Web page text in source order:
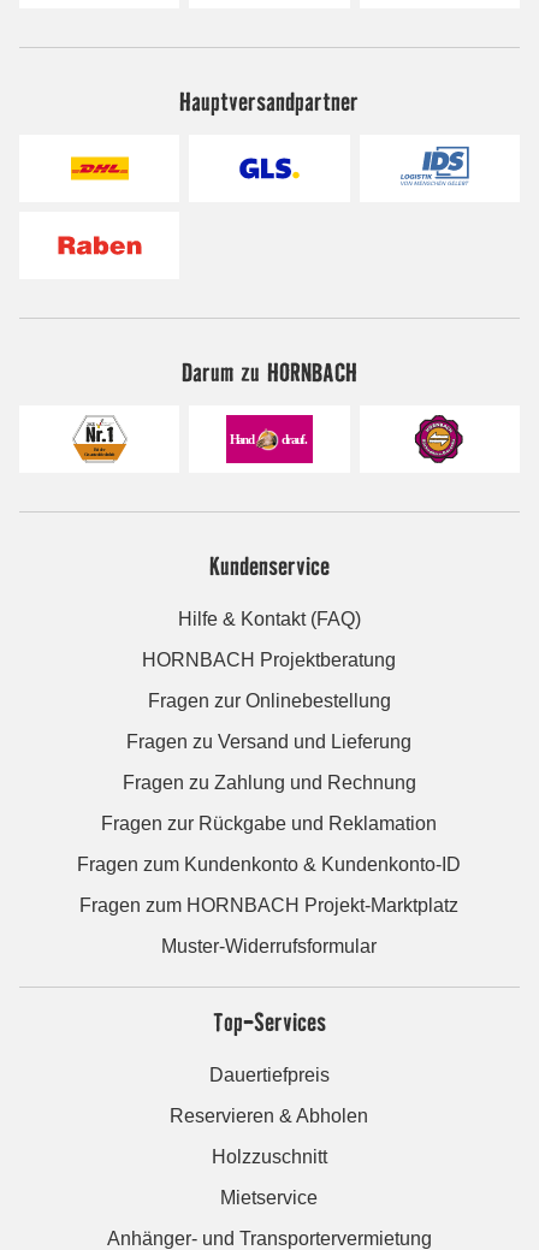
Hauptversandpartner
Darum zu HORNBACH
Kundenservice
Hilfe & Kontakt (FAQ)
HORNBACH Projektberatung
Fragen zur Onlinebestellung
Fragen zu Versand und Lieferung
Fragen zu Zahlung und Rechnung
Fragen zur Rückgabe und Reklamation
Fragen zum Kundenkonto & Kundenkonto-ID
Fragen zum HORNBACH Projekt-Marktplatz
Muster-Widerrufsformular
Top-Services
Dauertiefpreis
Reservieren & Abholen
Holzzuschnitt
Mietservice
Anhänger- und Transportervermietung